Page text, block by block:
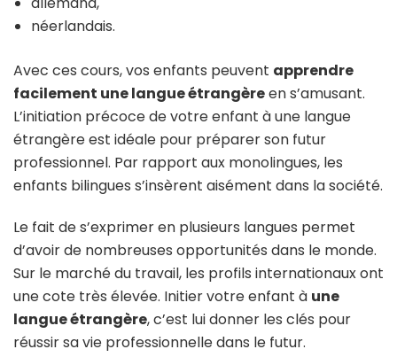
néerlandais.
Avec ces cours, vos enfants peuvent apprendre
facilement une langue étrangèreen s’amusant.
L’initiation précoce de votre enfant à une langue
étrangère est idéale pour préparer son futur
professionnel. Par rapport aux monolingues, les
enfants bilingues s’insèrent aisément dans la société.
Le fait de s’exprimer en plusieurs langues permet
d’avoir de nombreuses opportunités dans le monde.
Sur le marché du travail, les profils internationaux ont
une cote très élevée. Initier votre enfant à une
langue étrangère, c’est lui donner les clés pour
réussir sa vie professionnelle dans le futur.